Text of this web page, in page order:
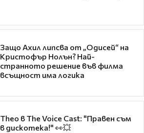
Защо Ахил липсва от „Одисей“ на
Кристофър Нолън? Най-
странното решение във филма
всъщност има логика
Theo в The Voice Cast: "Правен съм
в дискотека!" 👀💥